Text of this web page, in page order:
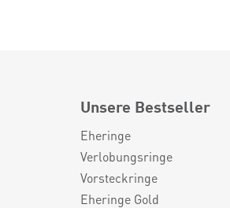
Unsere Bestseller
Eheringe
Verlobungsringe
Vorsteckringe
Eheringe Gold